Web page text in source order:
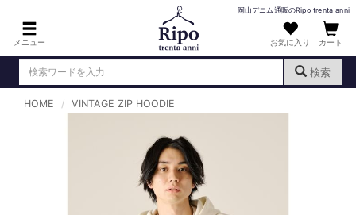
メニュー
岡山デニム通販のRipo trenta anni
お気に入り カート
検索
HOME VINTAGE ZIP HOODIE